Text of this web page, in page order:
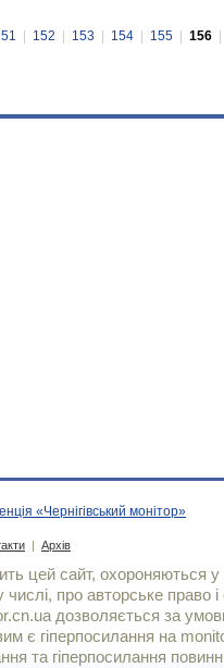
152 153 154 155 156
«Чернігівський монітор»
| Архів
цей сайт, охороняються у
про авторське право і
дозволяється за
є гiперпосилання на
та гіперпосилання